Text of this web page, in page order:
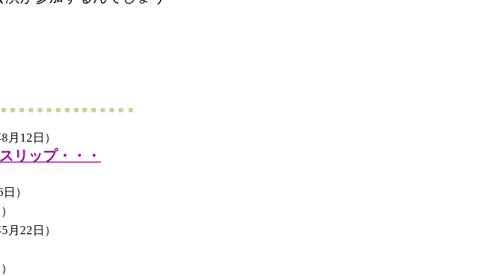
12日）
リップ・・・
）
22日）